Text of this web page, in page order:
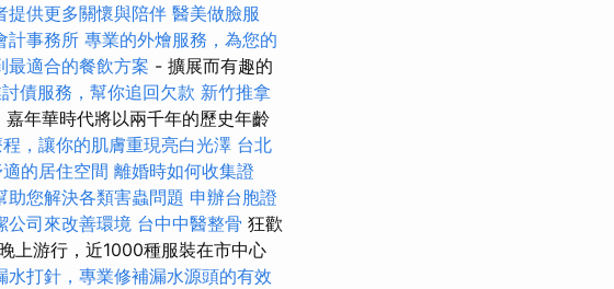
提供更多關懷與陪伴 醫美做臉服
計事務所 專業的外燴服務，為您的
最適合的餐飲方案 - 擴展而有趣的
債服務，幫你追回欠款 新竹推拿
年華時代將以兩千年的歷史年齡
，讓你的肌膚重現亮白光澤 台北
的居住空間 離婚時如何收集證
助您解決各類害蟲問題 申辦台胞證
公司來改善環境 台中中醫整骨 狂歡
上游行，近1000種服裝在市中心
水打針，專業修補漏水源頭的有效